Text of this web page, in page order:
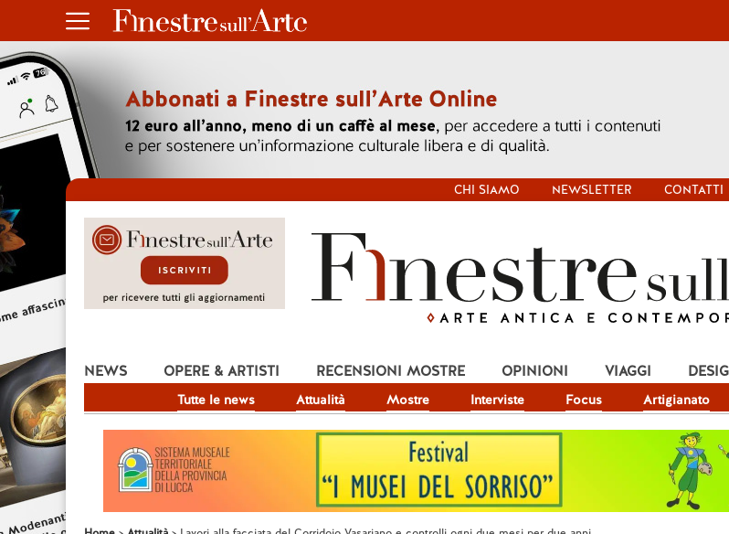
CHI SIAMO NEWSLETTER CONTATTI
NEWS
Tutte le news Attualità Mostre Interviste Focus Artigianato
OPERE & ARTISTI RECENSIONI MOSTRE OPINIONI VIAGGI